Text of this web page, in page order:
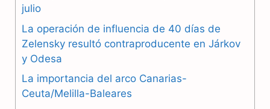
julio
La operación de influencia de 40 días de
Zelensky resultó contraproducente en Járkov
y Odesa
La importancia del arco Canarias-
Ceuta/Melilla-Baleares